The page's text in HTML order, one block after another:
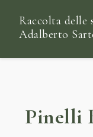
Raccolta delle
Adalberto
Pinelli